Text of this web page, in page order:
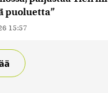
puoluetta”
15:57